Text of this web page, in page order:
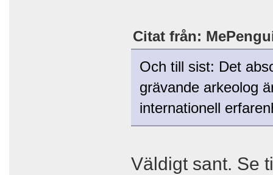
Citat från:
Och till sist: Det
grävande arkeolog
internationell
Väldigt sant. Se